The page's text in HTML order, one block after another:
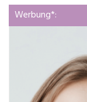
Werbung*: